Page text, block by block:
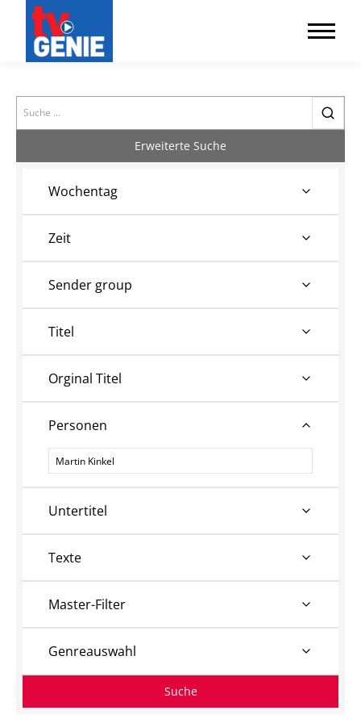
Search
Erweiterte Suche
Wochentag
Zeit
Sender group
Titel
Orginal Titel
Personen
Personen
Untertitel
Texte
Master-Filter
Genreauswahl
Suche